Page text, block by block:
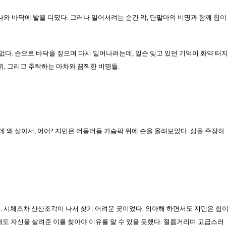
바닥에 발을 디뎠다. 그러나 일어서려는 순간 악, 단말마의 비명과 함께 힘이
. 손으로 바닥을 짚으며 다시 일어나려는데, 일순 잊고 있던 기억이 화약 터지
, 그리고 추락하는 마차와 끔찍한 비명들.
왜 살아서, 어어? 지민은 더듬더듬 가슴팍 위에 손을 올려보았다. 삶을 주장하
체조차 산산조각이 나서 찾기 어려운 곳이었다. 의아해 하면서도 지민은 힘이
자신을 살려준 이를 찾아야 이유를 알 수 있을 듯했다. 절름거리며 고급스러